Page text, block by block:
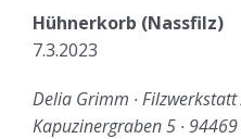
Hühnerkorb (Nassfilz)
7.3.2023
Delia Grimm ∙ Filzwerkstatt
Kapuzinergraben 5 ∙ 94469